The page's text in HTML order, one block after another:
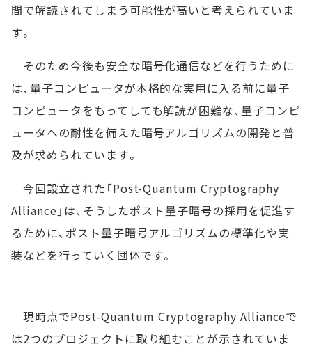
間で解読されてしまう可能性が高いと考えられていま
す。
そのため今後も安全な暗号化通信などを行うために
は、量子コンピュータが本格的な実用に入る前に量子
コンピュータをもってしても解読が困難な、量子コンピ
ュータへの耐性を備えた暗号アルゴリズムの開発と普
及が求められています。
今回設立された「Post-Quantum Cryptography
Alliance」は、そうしたポスト量子暗号の採用を促進す
るために、ポスト量子暗号アルゴリズムの標準化や実
装などを行っていく団体です。
現時点でPost-Quantum Cryptography Allianceで
は2つのプロジェクトに取り組むことが示されていま